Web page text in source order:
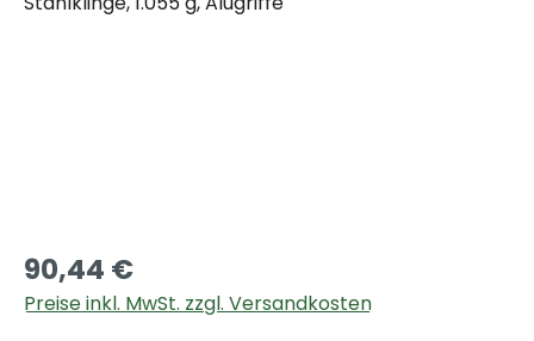
90,44 €
Preise inkl. MwSt. zzgl. Versandkosten